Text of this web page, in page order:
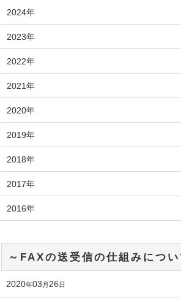
～FAXの送受信の仕組みについ
2020年03 月 26日
2024年
2023年
2022年
2021年
2020年
2019年
2018年
2017年
2016年